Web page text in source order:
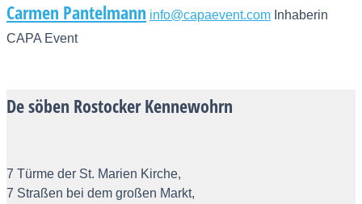
Carmen Pantelmann info@capaevent.com Inhaberin
CAPA Event
De söben Rostocker Kennewohrn
7 Türme der St. Marien Kirche,
7 Straßen bei dem großen Markt,